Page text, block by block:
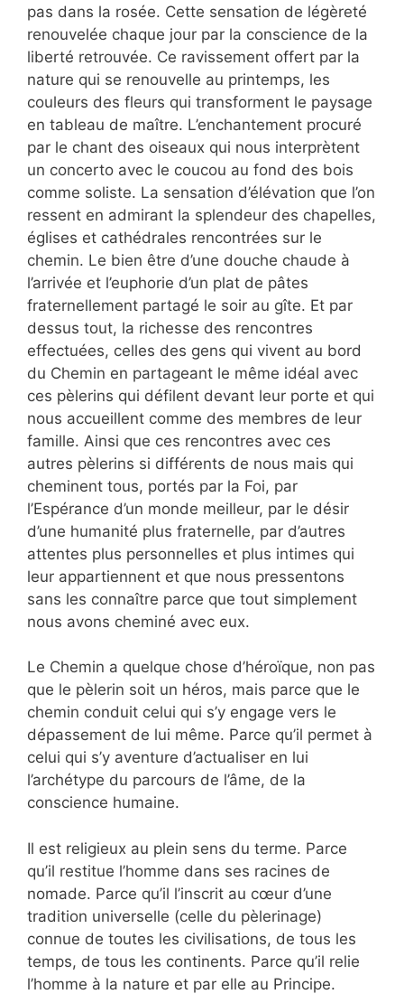
pas dans la rosée. Cette sensation de légèreté
renouvelée chaque jour par la conscience de la
liberté retrouvée. Ce ravissement offert par la
nature qui se renouvelle au printemps, les
couleurs des fleurs qui transforment le paysage
en tableau de maître. L’enchantement procuré
par le chant des oiseaux qui nous interprètent
un concerto avec le coucou au fond des bois
comme soliste. La sensation d’élévation que l’on
ressent en admirant la splendeur des chapelles,
églises et cathédrales rencontrées sur le
chemin. Le bien être d’une douche chaude à
l’arrivée et l’euphorie d’un plat de pâtes
fraternellement partagé le soir au gîte. Et par
dessus tout, la richesse des rencontres
effectuées, celles des gens qui vivent au bord
du Chemin en partageant le même idéal avec
ces pèlerins qui défilent devant leur porte et qui
nous accueillent comme des membres de leur
famille. Ainsi que ces rencontres avec ces
autres pèlerins si différents de nous mais qui
cheminent tous, portés par la Foi, par
l’Espérance d’un monde meilleur, par le désir
d’une humanité plus fraternelle, par d’autres
attentes plus personnelles et plus intimes qui
leur appartiennent et que nous pressentons
sans les connaître parce que tout simplement
nous avons cheminé avec eux.
Le Chemin a quelque chose d’héroïque, non pas
que le pèlerin soit un héros, mais parce que le
chemin conduit celui qui s’y engage vers le
dépassement de lui même. Parce qu’il permet à
celui qui s’y aventure d’actualiser en lui
l’archétype du parcours de l’âme, de la
conscience humaine.
Il est religieux au plein sens du terme. Parce
qu’il restitue l’homme dans ses racines de
nomade. Parce qu’il l’inscrit au cœur d’une
tradition universelle (celle du pèlerinage)
connue de toutes les civilisations, de tous les
temps, de tous les continents. Parce qu’il relie
l’homme à la nature et par elle au Principe.